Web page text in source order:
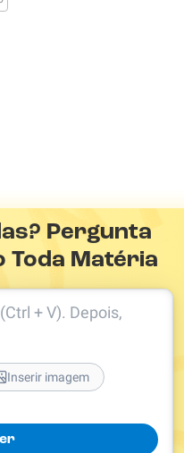
Pergunta
Toda Matéria
+ V). Depois,
Inserir imagem